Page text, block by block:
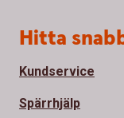
Sidfot
Hitta
Kundservice
Spärrhjälp